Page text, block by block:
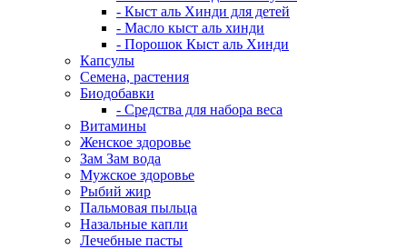
- Кыст аль Хинди для детей
- Масло кыст аль хинди
- Порошок Кыст аль Хинди
Капсулы
Семена, растения
Биодобавки
- Средства для набора веса
Витамины
Женское здоровье
Зам Зам вода
Мужское здоровье
Рыбий жир
Пальмовая пыльца
Назальные капли
Лечебные пасты